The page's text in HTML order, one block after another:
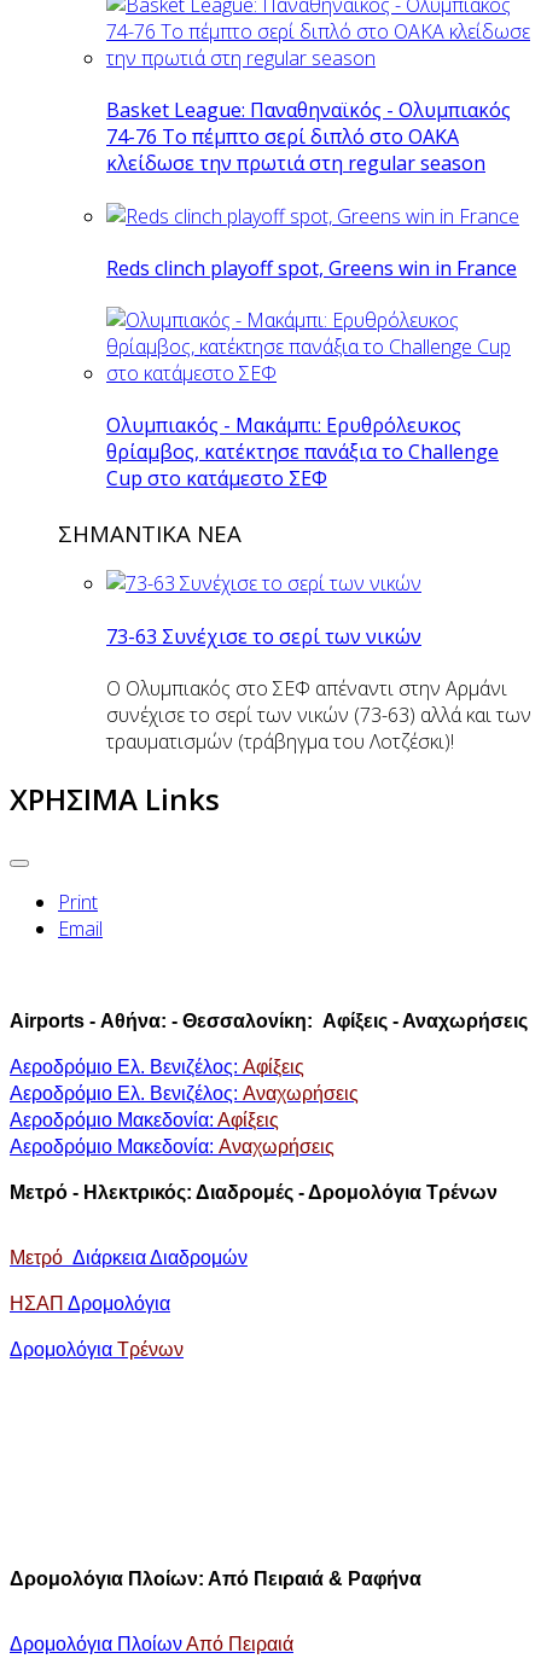
Basket League: Παναθηναϊκός - Ολυμπιακός
74-76 Το πέμπτο σερί διπλό στο ΟΑΚΑ
κλείδωσε την πρωτιά στη regular season
Reds clinch playoff spot, Greens win in France
Ολυμπιακός - Μακάμπι: Ερυθρόλευκος
θρίαμβος, κατέκτησε πανάξια το Challenge
Cup στο κατάμεστο ΣΕΦ
ΣΗΜΑΝΤΙΚΑ ΝΕΑ
73-63 Συνέχισε το σερί των νικών
Ο Ολυμπιακός στο ΣΕΦ απέναντι στην Αρμάνι
συνέχισε το σερί των νικών (73-63) αλλά και των
τραυματισμών (τράβηγμα του Λοτζέσκι)!
ΧΡΗΣΙΜΑ Links
Print
Email
Airports - Αθήνα: - Θεσσαλονίκη: Aφίξεις - Αναχωρήσεις
Αεροδρόμιο Ελ. Βενιζέλος: Aφίξεις
Αεροδρόμιο Ελ. Βενιζέλος: Aναχωρήσεις
Αεροδρόμιο Μακεδονία: Αφίξεις
Αεροδρόμιο Μακεδονία: Aναχωρήσεις
Μετρό - Ηλεκτρικός: Διαδρομές - Δρομολόγια Τρένων
Μετρό Διάρκεια Διαδρομών
ΗΣΑΠ Δρομολόγια
Δρομολόγια Τρένων
Δρομoλόγια Πλοίων: Από Πειραιά & Ραφήνα
Δρομολόγια ΠλοίωνΑπό Πειραιά